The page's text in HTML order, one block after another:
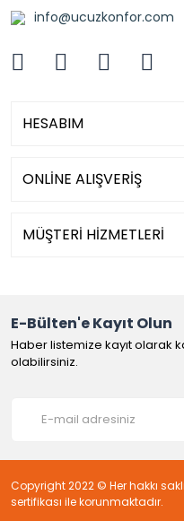
info@ucuzkonfor.com
HESABIM
ONLİNE ALIŞVERİŞ
MÜŞTERİ HİZMETLERİ
E-Bülten'e Kayıt Olun
Haber listemize kayıt olarak
olabilirsiniz.
Copyright 2022 © Her hakkı
sertifikası ile korunmaktadır.